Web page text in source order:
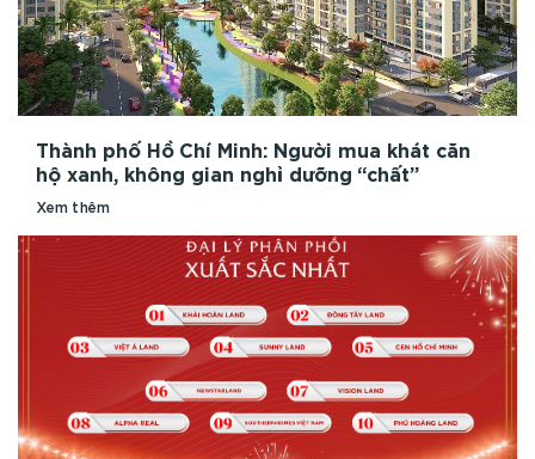
Thành phố Hồ Chí Minh: Người mua khát căn
hộ xanh, không gian nghỉ dưỡng “chất”
Xem thêm